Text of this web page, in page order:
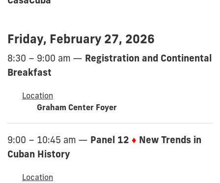
Friday, February 27, 2026
8:30 – 9:00 am — Registration and Continental
Breakfast
Location
Graham Center Foyer
9:00 – 10:45 am — Panel 12 ♦ New Trends in
Cuban History
Location